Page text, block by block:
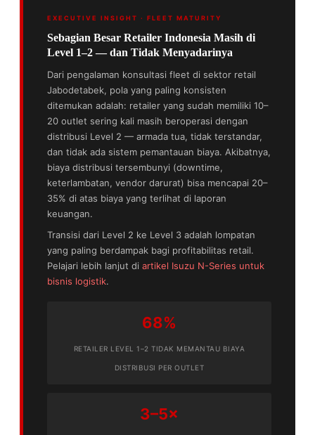
EXECUTIVE INSIGHT · FLEET MATURITY
Sebagian Besar Retailer Indonesia Masih di
Level 1–2 — dan Tidak Menyadarinya
Dari pengalaman konsultasi fleet di sektor retail
Jabodetabek, pola yang paling konsisten
ditemukan adalah: retailer yang sudah memiliki 10–
20 outlet sering kali masih beroperasi dengan
distribusi Level 2 — armada tua, tidak terstandar,
dan tidak ada sistem pemantauan biaya. Akibatnya,
biaya distribusi tersembunyi (downtime,
keterlambatan, vendor darurat) bisa mencapai 20–
35% di atas biaya yang terlihat di laporan
keuangan.
Transisi dari Level 2 ke Level 3 adalah lompatan
yang paling berdampak bagi profitabilitas retail.
Pelajari lebih lanjut di artikel Isuzu N-Series untuk
bisnis logistik.
68%
RETAILER LEVEL 1–2 TIDAK MEMANTAU BIAYA
DISTRIBUSI PER OUTLET
3–5×